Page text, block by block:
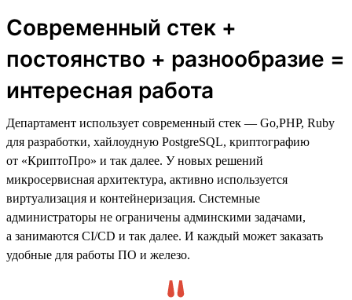
Современный стек +
постоянство + разнообразие =
интересная работа
Департамент использует современный стек — Go,PHP, Ruby
для разработки, хайлоудную PostgreSQL, криптографию
от «КриптоПро» и так далее. У новых решений
микросервисная архитектура, активно используется
виртуализация и контейнеризация. Системные
администраторы не ограничены админскими задачами,
а занимаются CI/CD и так далее. И каждый может заказать
удобные для работы ПО и железо.